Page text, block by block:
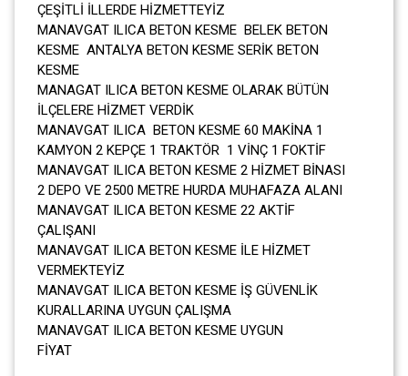
ÇEŞİTLİ İLLERDE HİZMETTEYİZ
MANAVGAT ILICA BETON KESME BELEK BETON
KESME ANTALYA BETON KESME SERİK BETON
KESME
MANAGAT ILICA BETON KESME OLARAK BÜTÜN
İLÇELERE HİZMET VERDİK
MANAVGAT ILICA BETON KESME 60 MAKİNA 1
KAMYON 2 KEPÇE 1 TRAKTÖR 1 VİNÇ 1 FOKTİF
MANAVGAT ILICA BETON KESME 2 HİZMET BİNASI
2 DEPO VE 2500 METRE HURDA MUHAFAZA ALANI
MANAVGAT ILICA BETON KESME 22 AKTİF
ÇALIŞANI
MANAVGAT ILICA BETON KESME İLE HİZMET
VERMEKTEYİZ
MANAVGAT ILICA BETON KESME İŞ GÜVENLİK
KURALLARINA UYGUN ÇALIŞMA
MANAVGAT ILICA BETON KESME UYGUN
FİYAT